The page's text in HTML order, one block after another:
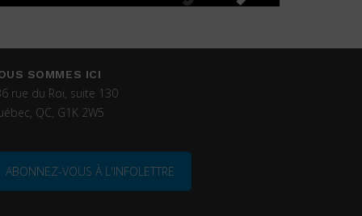
SOMMES ICI
rue du Roi, suite 130
QC, G1K 2W5
ABONNEZ-VOUS À L'INFOLETTRE